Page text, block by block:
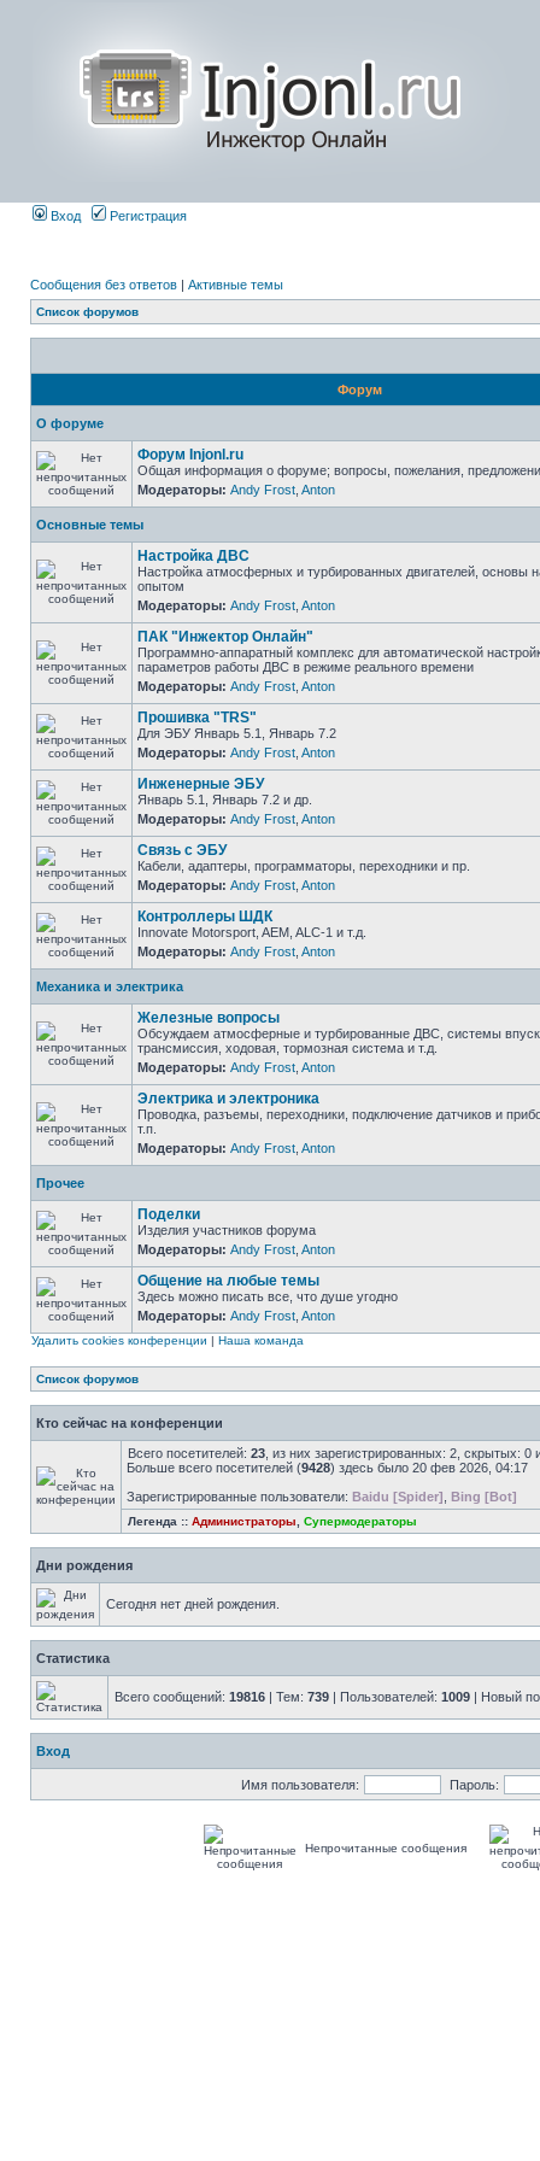
Вход Регистрация
Сообщения без ответов | Активные темы
Список форумов
Форум
О форуме
Форум Injonl.ru
Общая информация о форуме; вопросы, пожелания,
Модераторы: Andy Frost Anton
Основные темы
Настройка ДВС
Настройка атмосферных и турбированных двигателей, основы
опытом
Модераторы: Andy Frost Anton
ПАК "Инжектор Онлайн"
Программно-аппаратный комплекс для автоматической
параметров работы ДВС в режиме реального времени
Модераторы: Andy Frost Anton
Прошивка "TRS"
Для ЭБУ Январь 5.1, Январь 7.2
Модераторы: Andy Frost Anton
Инженерные ЭБУ
Январь 5.1, Январь 7.2 и др.
Модераторы: Andy Frost Anton
Связь с ЭБУ
Кабели, адаптеры, программаторы, переходники и пр.
Модераторы: Andy Frost Anton
Контроллеры ШДК
Innovate Motorsport, AEM, ALC-1 и т.д.
Модераторы: Andy Frost Anton
Механика и электрика
Железные вопросы
Обсуждаем атмосферные и турбированные ДВС, системы
трансмиссия, ходовая, тормозная система и т.д.
Модераторы: Andy Frost Anton
Электрика и электроника
Проводка, разъемы, переходники, подключение датчиков и
т.п.
Модераторы: Andy Frost Anton
Прочее
Поделки
Изделия участников форума
Модераторы: Andy Frost Anton
Общение на любые темы
Здесь можно писать все, что душе угодно
Модераторы: Andy Frost Anton
Удалить cookies конференции | Наша команда
Список форумов
Кто сейчас на конференции
Всего посетителей: 23 , из них зарегистрированных: 2, скрытых:
Больше всего посетителей (9428) здесь было 20 фев 2026, 04:17
Зарегистрированные пользователи: Baidu [Spider] Bing [Bot]
Легенда :: Администраторы Супермодераторы
Дни рождения
Сегодня нет дней рождения.
Статистика
Всего сообщений: 19816 | Тем: 739 | Пользователей: 1009 | Новый
Вход
Имя пользователя: Пароль:
Непрочитанные сообщения